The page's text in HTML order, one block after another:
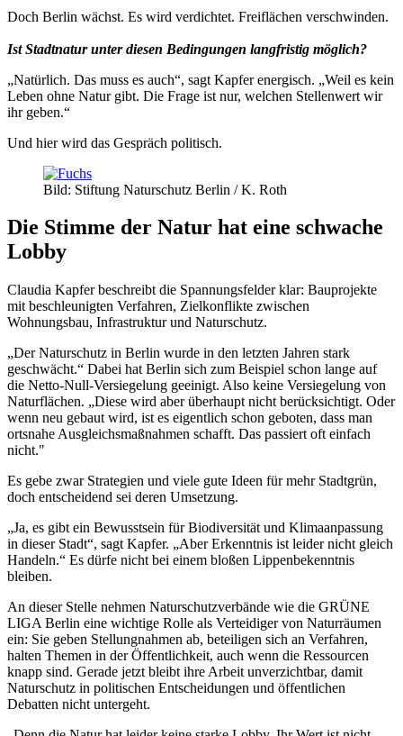
Doch Berlin wächst. Es wird verdichtet. Freiflächen verschwinden.
Ist Stadtnatur unter diesen Bedingungen langfristig möglich?
„Natürlich. Das muss es auch“, sagt Kapfer energisch. „Weil es kein
Leben ohne Natur gibt. Die Frage ist nur, welchen Stellenwert wir
ihr geben.“
Und hier wird das Gespräch politisch.
Bild: Stiftung Naturschutz Berlin / K. Roth
Die Stimme der Natur hat eine schwache
Lobby
Claudia Kapfer beschreibt die Spannungsfelder klar: Bauprojekte
mit beschleunigten Verfahren, Zielkonflikte zwischen
Wohnungsbau, Infrastruktur und Naturschutz.
„Der Naturschutz in Berlin wurde in den letzten Jahren stark
geschwächt.“ Dabei hat Berlin sich zum Beispiel schon lange auf
die Netto-Null-Versiegelung geeinigt. Also keine Versiegelung von
Naturflächen. „Diese wird aber überhaupt nicht berücksichtigt. Oder
wenn neu gebaut wird, ist es eigentlich schon geboten, dass man
ortsnahe Ausgleichsmaßnahmen schafft. Das passiert oft einfach
nicht."
Es gebe zwar Strategien und viele gute Ideen für mehr Stadtgrün,
doch entscheidend sei deren Umsetzung.
„Ja, es gibt ein Bewusstsein für Biodiversität und Klimaanpassung
in dieser Stadt“, sagt Kapfer. „Aber Erkenntnis ist leider nicht gleich
Handeln.“ Es dürfe nicht bei einem bloßen Lippenbekenntnis
bleiben.
An dieser Stelle nehmen Naturschutzverbände wie die GRÜNE
LIGA Berlin eine wichtige Rolle als Verteidiger von Naturräumen
ein: Sie geben Stellungnahmen ab, beteiligen sich an Verfahren,
halten Themen in der Öffentlichkeit, auch wenn die Ressourcen
knapp sind. Gerade jetzt bleibt ihre Arbeit unverzichtbar, damit
Naturschutz in politischen Entscheidungen und öffentlichen
Debatten nicht untergeht.